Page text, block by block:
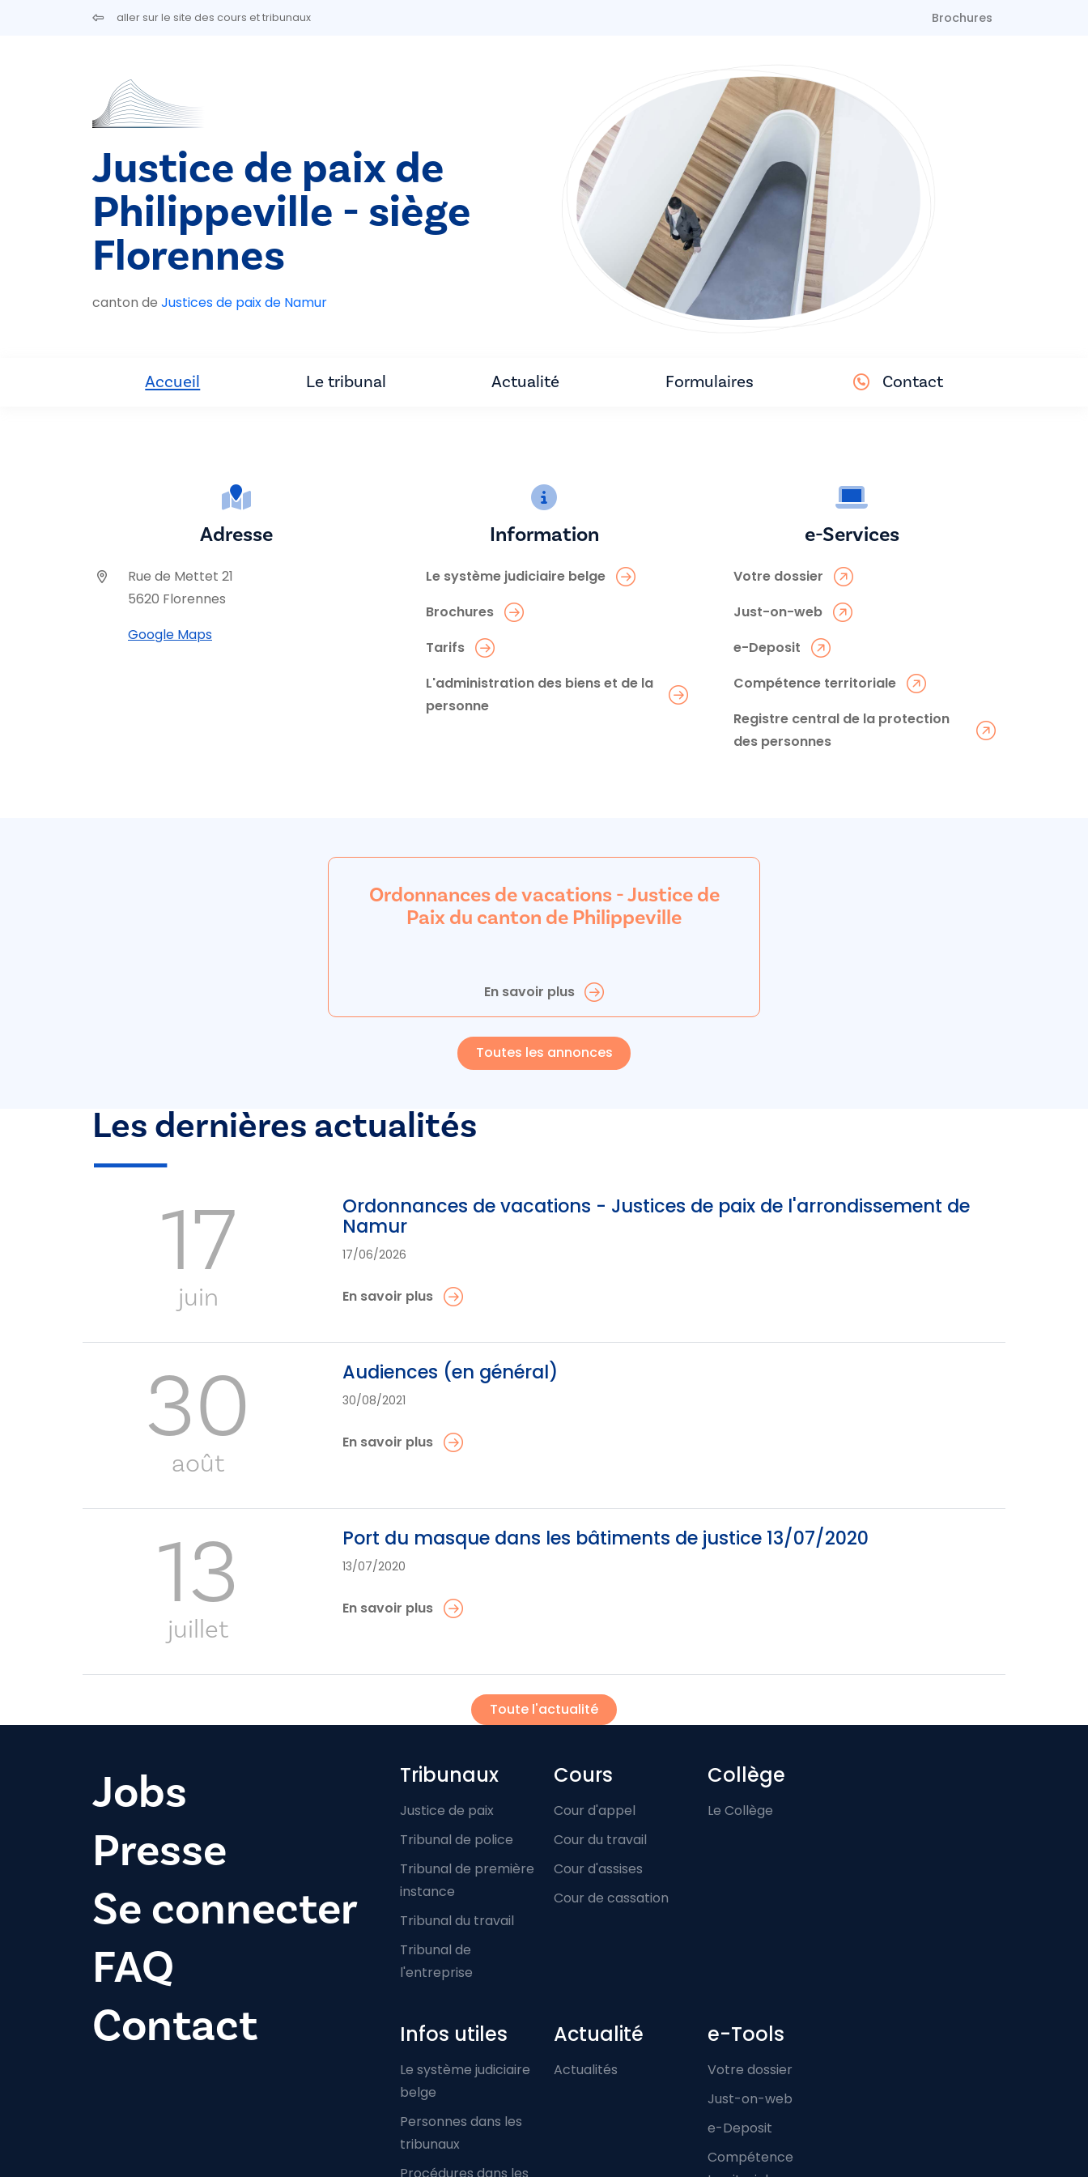
Aller au contenu principalaller sur le site des cours et tribunaux Brochures
Justice de paix de
Philippeville - siège
Florennes
canton de Justices de paix de Namur
Accueil Le tribunal Actualité Formulaires Contact
Adresse
Rue de Mettet 21
5620 Florennes
Google Maps
Information
Le système judiciaire belge
Brochures
Tarifs
L'administration des biens et de la
personne
e-Services
Votre dossier
Just-on-web
e-Deposit
Compétence territoriale
Registre central de la protection
des personnes
Ordonnances de vacations - Justice de
Paix du canton de Philippeville
En savoir plus
Toutes les annonces
Les dernières actualités
17
juin
Ordonnances de vacations - Justices de paix de l'arrondissement de
Namur
17/06/2026
En savoir plus
30
août
Audiences (en général)
30/08/2021
En savoir plus
13
juillet
Port du masque dans les bâtiments de justice 13/07/2020
13/07/2020
En savoir plus
Toute l'actualité
Jobs
Presse
Se connecter
FAQ
Contact
Footer-menu
Tribunaux
Justice de paix
Tribunal de police
Tribunal de première
instance
Tribunal du travail
Tribunal de
l'entreprise
Cours
Cour d'appel
Cour du travail
Cour d'assises
Cour de cassation
Collège
Le Collège
Infos utiles
Le système judiciaire
belge
Personnes dans les
tribunaux
Procédures dans les
Actualité
Actualités
e-Tools
Votre dossier
Just-on-web
e-Deposit
Compétence